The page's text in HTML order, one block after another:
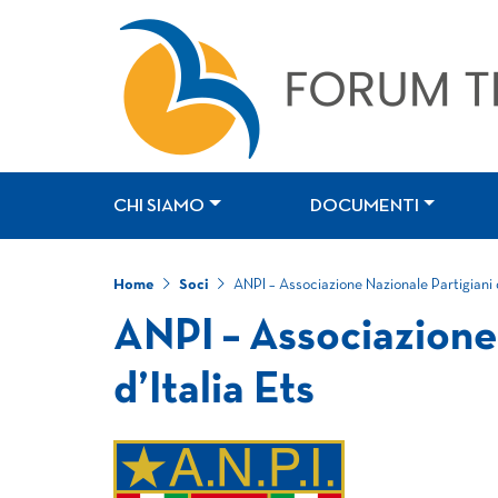
CHI SIAMO DOCUMENTI
Home Soci ANPI – Associazione Nazionale Partigiani
ANPI –
d’Italia Ets